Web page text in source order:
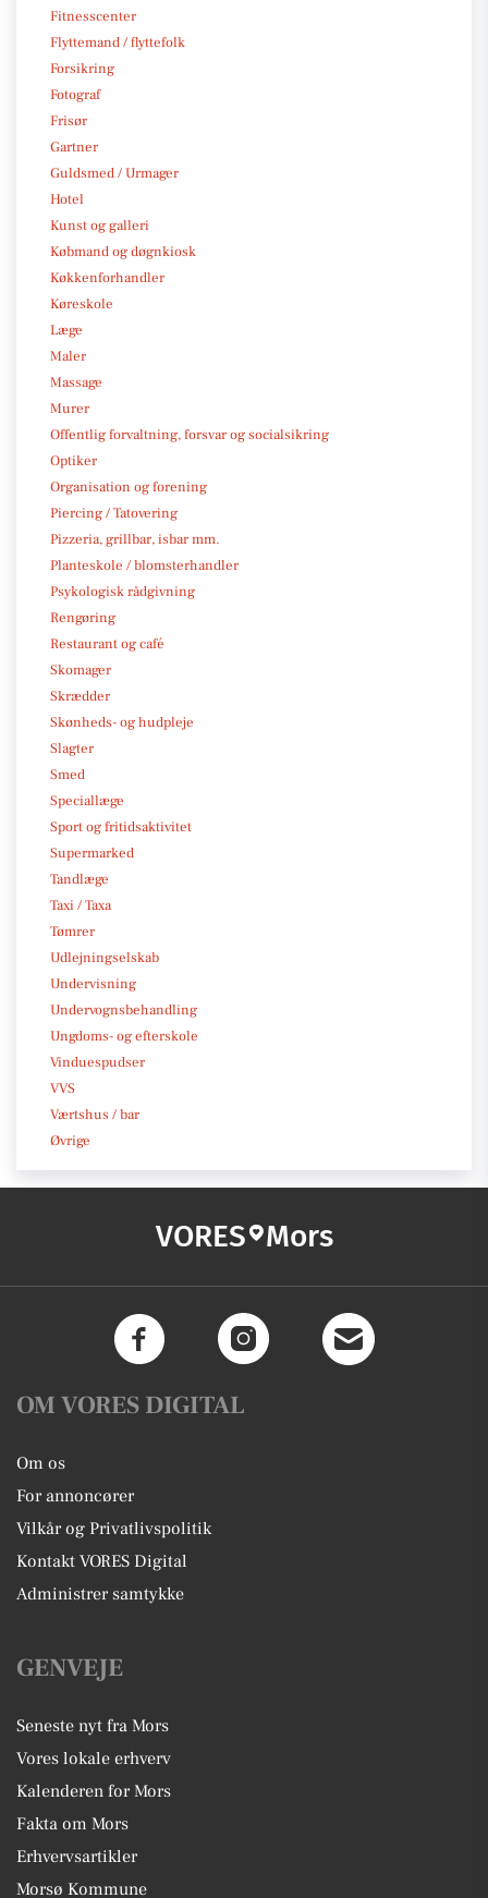
Fitnesscenter
Flyttemand / flyttefolk
Forsikring
Fotograf
Frisør
Gartner
Guldsmed / Urmager
Hotel
Kunst og galleri
Købmand og døgnkiosk
Køkkenforhandler
Køreskole
Læge
Maler
Massage
Murer
Offentlig forvaltning, forsvar og socialsikring
Optiker
Organisation og forening
Piercing / Tatovering
Pizzeria, grillbar, isbar mm.
Planteskole / blomsterhandler
Psykologisk rådgivning
Rengøring
Restaurant og café
Skomager
Skrædder
Skønheds- og hudpleje
Slagter
Smed
Speciallæge
Sport og fritidsaktivitet
Supermarked
Tandlæge
Taxi / Taxa
Tømrer
Udlejningselskab
Undervisning
Undervognsbehandling
Ungdoms- og efterskole
Vinduespudser
VVS
Værtshus / bar
Øvrige
VORES Mors
OM VORES DIGITAL
Om os
For annoncører
Vilkår og Privatlivspolitik
Kontakt VORES Digital
Administrer samtykke
GENVEJE
Seneste nyt fra Mors
Vores lokale erhverv
Kalenderen for Mors
Fakta om Mors
Erhvervsartikler
Morsø Kommune